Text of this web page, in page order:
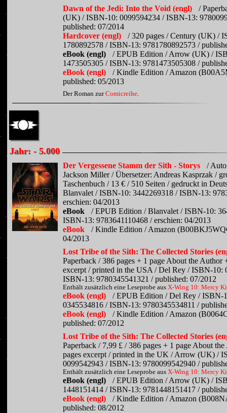
Dawn of the Jedi: Into the Void (engl)
/
(UK) / ISBN-10: 0099594234 / ISBN-13:
published: 07/2014
Hardcover (engl)
/ 320 pages / Century (UK) /
1780892578 / ISBN-13: 9781780892573 /
eBook (engl)
/ EPUB Edition / Arrow (UK) /
1473505305 / ISBN-13: 9781473505308 /
eBook (engl)
/ Kindle Edition / Amazon
published: 05/2013
Der Roman zurComicreihe
Jahr: - 5.000
Der Vergessene Stamm der Sith - Storys
/
Jackson Miller / Übersetzer: Andreas Kasprzak /
Taschenbuch / 13 € / 510 Seiten / gedruckt in
Blanvalet / ISBN-10: 3442269318 / ISBN-13:
erschien: 04/2013
eBook
/ EPUB Edition / Blanvalet / ISBN-10:
ISBN-13: 9783641110468 / erschien: 04/2013
eBook
/ Kindle Edition / Amazon
04/2013
Lost Tribe of the Sith: The Collected Stories
Paperback / 386 pages + 1 page About the Author
excerpt / printed in the USA / Del Rey / ISBN-10:
ISBN-13: 9780345541321 / published: 07/2012
Enthält zusätzlich eine Leseprobe ausX-Wing 10: Mercy
eBook (engl)
/ EPUB Edition / Del Rey / ISBN-
0345534816 / ISBN-13: 9780345534811 /
eBook (engl)
/ Kindle Edition / Amazon
published: 07/2012
Lost Tribe of the Sith: The Collected Stories
Paperback / 7,99 £ / 386 pages + 1 page About
pages excerpt / printed in the UK / Arrow (UK) /
0099542943 / ISBN-13: 9780099542940 /
Enthält zusätzlich eine Leseprobe ausX-Wing 10: Mercy
eBook (engl)
/ EPUB Edition / Arrow (UK) /
1448151414 / ISBN-13: 9781448151417 /
eBook (engl)
/ Kindle Edition / Amazon
published: 08/2012